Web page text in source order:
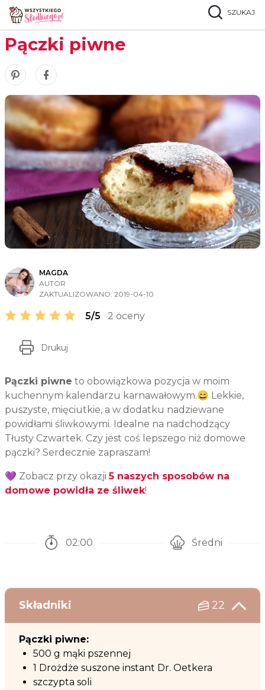
SZUKAJ
Strona główna Pączki piwne
Pączki piwne
Zobacz nasze piny w serwisie Pinterest
Udostępnij ten przepis w serwisie Facebook
MAGDA
AUTOR
ZAKTUALIZOWANO: 2019-04-10
5/5 2 oceny
Drukuj
Pączki piwne to obowiązkowa pozycja w moim
kuchennym kalendarzu karnawałowym.😄 Lekkie,
puszyste, mięciutkie, a w dodatku nadziewane
powidłami śliwkowymi. Idealne na nadchodzący
Tłusty Czwartek. Czy jest coś lepszego niż domowe
pączki? Serdecznie zapraszam!
💜 Zobacz przy okazji5 naszych sposobów na
domowe powidła ze śliwek!
02:00
Średni
Składniki 22
Pączki piwne:
500 g mąki pszennej
1 Drożdże suszone instant Dr. Oetkera
szczypta soli